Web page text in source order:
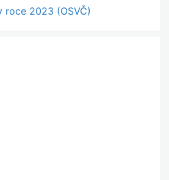
2023 (OSVČ)